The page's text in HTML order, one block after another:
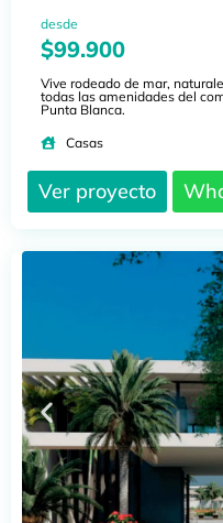
desde
$99.900
Vive rodeado de mar,
todas las amenidades del
Punta Blanca.
Casas
Ver proyecto